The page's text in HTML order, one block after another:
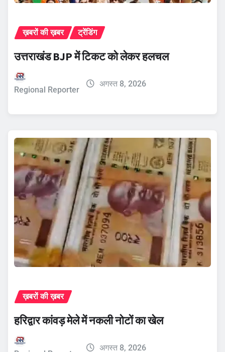
ख़बरों की ख़बर ट्रेंडिंग
उत्तराखंड BJP में टिकट को लेकर हलचल
Regional Reporter
अगस्त 8, 2026
ख़बरों की ख़बर
हरिद्वार कांवड़ मेले में नकली नोटों का खेल
अगस्त 8, 2026